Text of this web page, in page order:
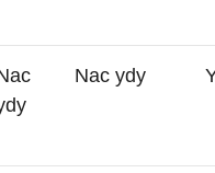
Nac ydy